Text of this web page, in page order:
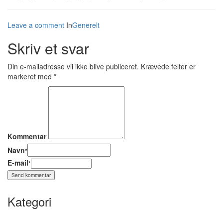
Leave a comment InGenerelt
Skriv et svar
Din e-mailadresse vil ikke blive publiceret. Krævede felter er
markeret med *
Kommentar
Navn*
E-mail*
Kategori